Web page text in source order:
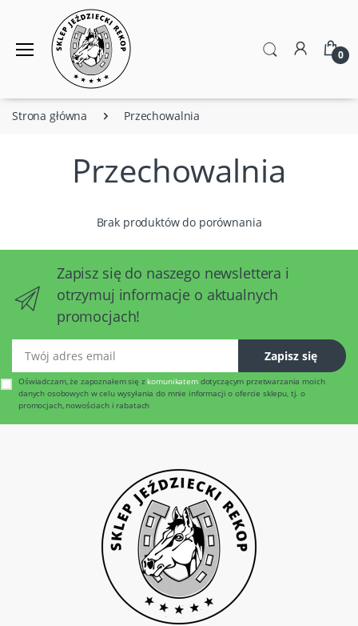
0
Strona główna Przechowalnia
Przechowalnia
Brak produktów do porównania
Zapisz się do naszego newslettera i
otrzymuj informacje o aktualnych
promocjach!
Zapisz się
Oświadczam, że zapoznałem się z komunikatemdotyczącym przetwarzania moich
danych osobowych w celu wysyłania do mnie informacji o ofercie sklepu, tj. o
promocjach, nowościach i rabatach